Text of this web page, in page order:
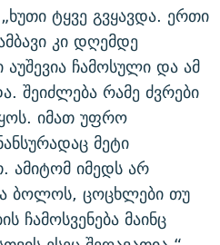
ტყვე გვყავდა. ერთი
კი დღემდე
ჩამოსული და ამ
შეიძლება რამე ძვრები
იმათ უფრო
მეტი
ამიტომ იმედს არ
ბოლოს, ცოცხლები თუ
ჩამოსვენება მაინც